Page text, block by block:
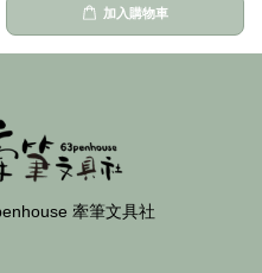
加入購物車
牽筆文具社